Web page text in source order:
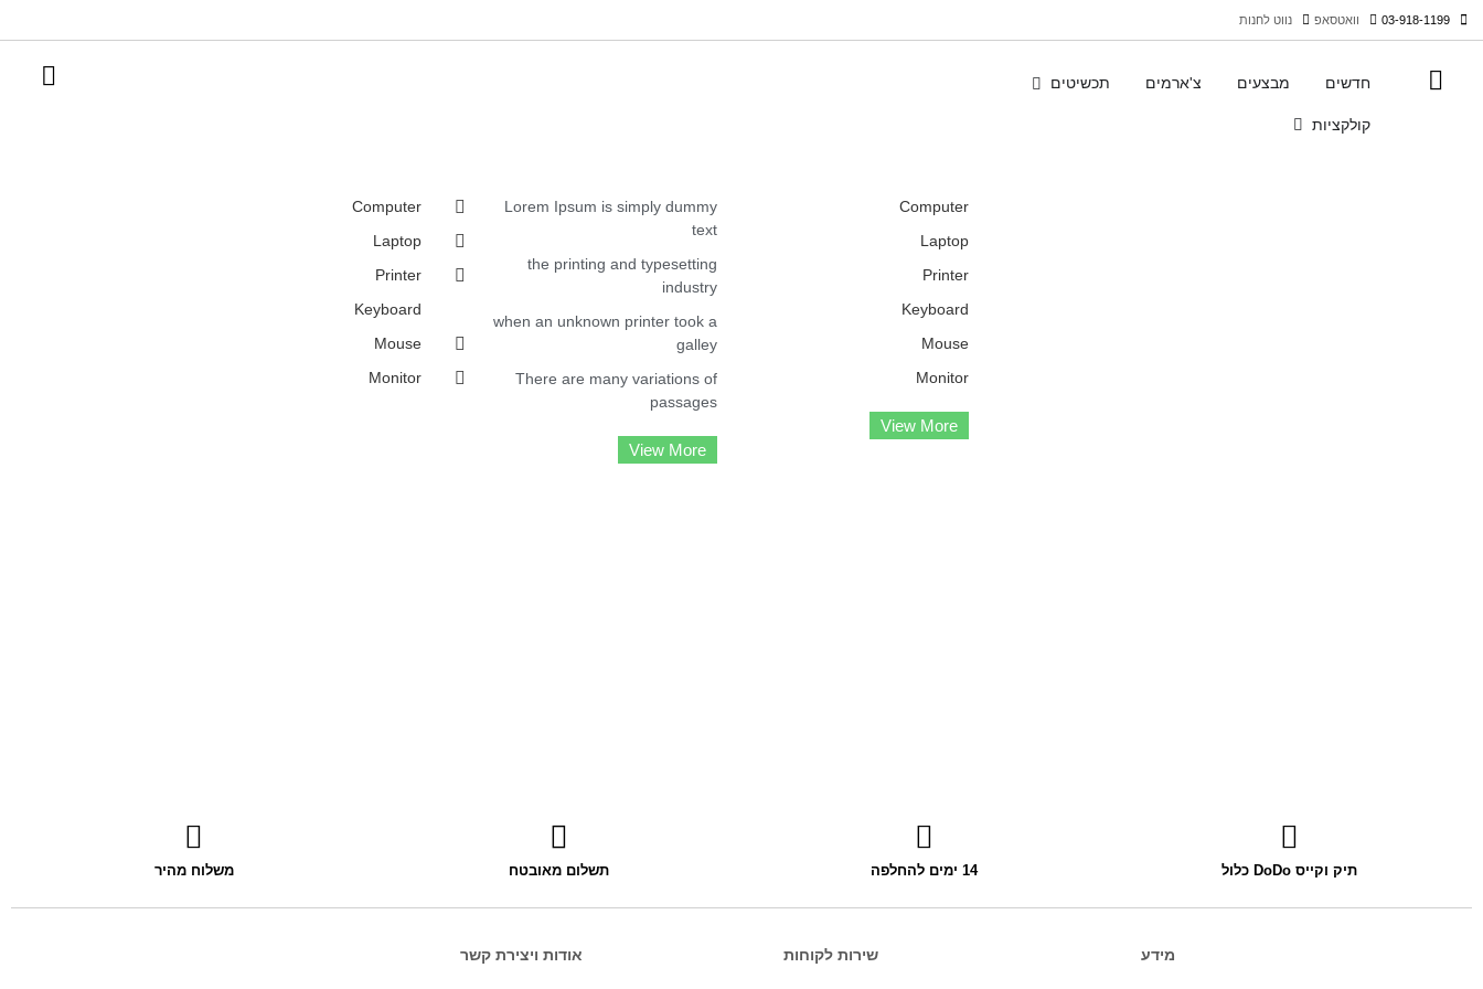
03-918-1199 וואטסאפ נווט לחנות
חדשים מבצעים צ'ארמים תכשיטים
קולקציות
Computer
Laptop
Printer
Keyboard
Mouse
Monitor
View More
Lorem Ipsum is simply dummy
text
the printing and typesetting
industry
when an unknown printer took a
galley
There are many variations of
passages
View More
Computer
Laptop
Printer
Keyboard
Mouse
Monitor
תיק וקייס DoDo כלול 14 ימים להחלפה תשלום מאובטח משלוח מהיר
מידע שירות לקוחות אודות ויצירת קשר